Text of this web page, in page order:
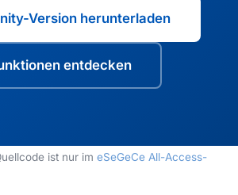
Version herunterladen
entdecken
ist nur im eSeGeCe All-Access-